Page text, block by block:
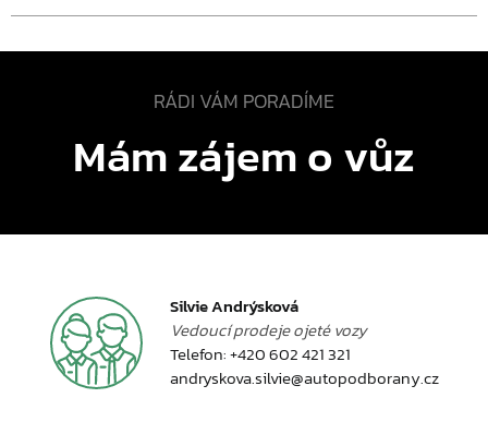
RÁDI VÁM PORADÍME
Mám zájem o vůz
Silvie Andrýsková
Vedoucí prodeje ojeté vozy
Telefon:+420 602 421 321
andryskova.silvie@autopodborany.cz